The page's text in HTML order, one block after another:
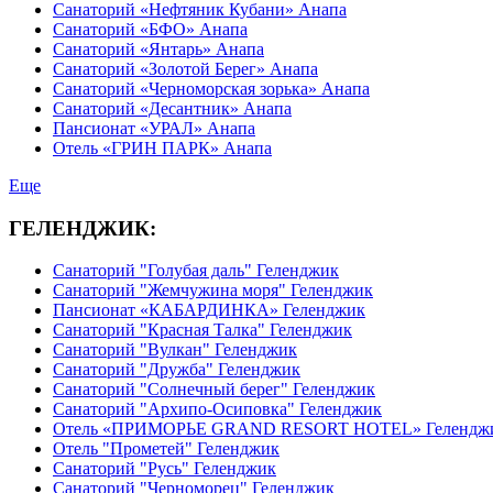
Санаторий «Нефтяник Кубани» Анапа
Санаторий «БФО» Анапа
Санаторий «Янтарь» Анапа
Санаторий «Золотой Берег» Анапа
Санаторий «Черноморская зорька» Анапа
Санаторий «Десантник» Анапа
Пансионат «УРАЛ» Анапа
Отель «ГРИН ПАРК» Анапа
Еще
ГЕЛЕНДЖИК:
Санаторий "Голубая даль" Геленджик
Санаторий "Жемчужина моря" Геленджик
Пансионат «КАБАРДИНКА» Геленджик
Санаторий "Красная Талка" Геленджик
Санаторий "Вулкан" Геленджик
Санаторий "Дружба" Геленджик
Санаторий "Солнечный берег" Геленджик
Санаторий "Архипо-Осиповка" Геленджик
Отель «ПРИМОРЬЕ GRAND RESORT HOTEL»
Отель "Прометей" Геленджик
Санаторий "Русь" Геленджик
Санаторий "Черноморец" Геленджик